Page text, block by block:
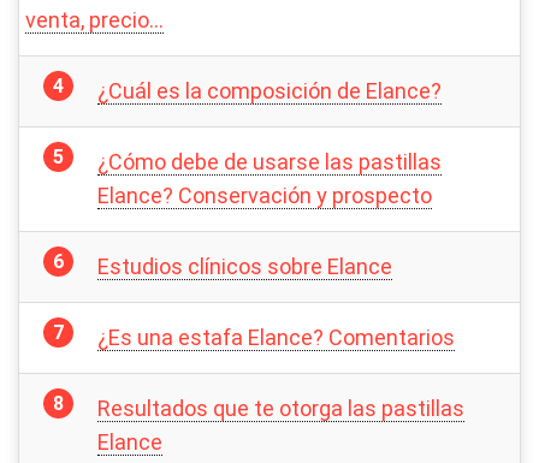
venta, precio…
¿Cuál es la composición de Elance?
¿Cómo debe de usarse las pastillas
Elance? Conservación y prospecto
Estudios clínicos sobre Elance
¿Es una estafa Elance? Comentarios
Resultados que te otorga las pastillas
Elance